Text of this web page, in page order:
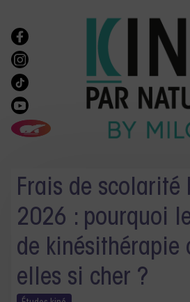
Frais de scolarité
2026 : pourquoi
de kinésithérapie
elles si cher ?